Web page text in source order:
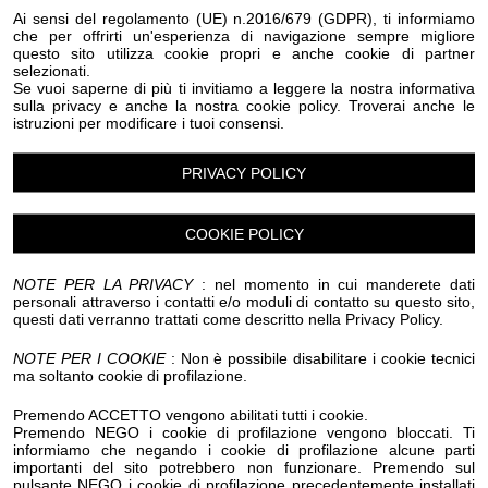
Ai sensi del regolamento (UE) n.2016/679 (GDPR), ti informiamo
che per offrirti un'esperienza di navigazione sempre migliore
questo sito utilizza cookie propri e anche cookie di partner
selezionati.
Se vuoi saperne di più ti invitiamo a leggere la nostra informativa
sulla privacy e anche la nostra cookie policy. Troverai anche le
istruzioni per modificare i tuoi consensi.
PRIVACY POLICY
COOKIE POLICY
NOTE PER LA PRIVACY: nel momento in cui manderete dati
personali attraverso i contatti e/o moduli di contatto su questo sito,
questi dati verranno trattati come descritto nella Privacy Policy.
NOTE PER I COOKIE: Non è possibile disabilitare i cookie tecnici
ma soltanto cookie di profilazione.
Premendo ACCETTO vengono abilitati tutti i cookie.
Premendo NEGO i cookie di profilazione vengono bloccati. Ti
informiamo che negando i cookie di profilazione alcune parti
importanti del sito potrebbero non funzionare. Premendo sul
pulsante NEGO i cookie di profilazione precedentemente installati
Eventi Halloween Olivetta San Michele
Eventi Halloween OspedalettiEventi Halloween Perinaldo
Eventi Halloween Pietrabruna
Eventi Halloween Pieve Di TecoEventi Halloween Pigna
Eventi Halloween Pompeiana
Eventi Halloween Pontedassio
Eventi Halloween PornassioEventi Halloween Prela'
Eventi Halloween RanzoEventi Halloween Rezzo
Eventi Halloween Riva Ligure
Eventi Halloween Rocchetta Nervina
Eventi Halloween San Bartolomeo al Mare
Eventi Halloween San Biagio della Cima
Eventi Halloween San Lorenzo al Mare
Eventi Halloween Sanremo
Eventi Halloween Santo Stefano al Mare
Eventi Halloween Taggia Eventi Halloween Terzorio
Eventi Halloween TrioraEventi Halloween Vallebona
Eventi Halloween Vallecrosia al Mare
Eventi Halloween VasiaEventi Halloween Ventimiglia
Eventi Halloween VessalicoEventi Halloween Villa Faraldi
Eventi Halloween AndoraEventi Halloween Alassio